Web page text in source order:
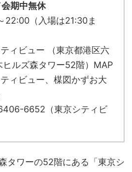
期中無休
（入場は21:30ま
ビュー （東京都港区六
ルズ森タワー52階）MAP
ビュー、楳図かずお大
6652（東京シティビ
タワーの52階にある「東京シ